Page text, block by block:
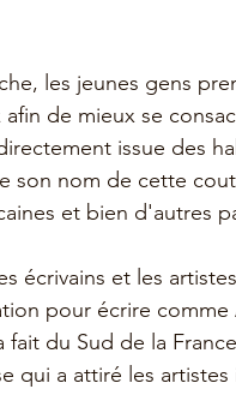
les jeunes gens
de mieux se
issue des
son nom de cette
et bien d'autres
écrivains et les
pour écrire comme
fait du Sud de la
qui a attiré les